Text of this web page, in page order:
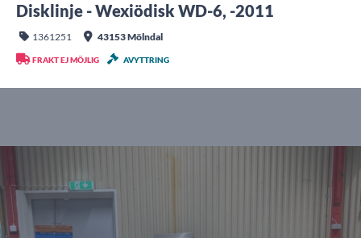
Disklinje - Wexiödisk WD-6, -2011
1361251 43153 Mölndal
FRAKT EJ MÖJLIG AVYTTRING